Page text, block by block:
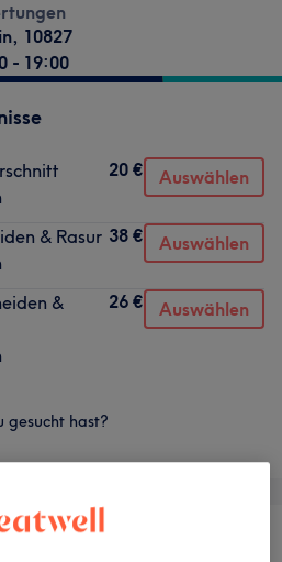
, 10827
- 19:00
20 € Auswählen
& Rasur 38 € Auswählen
&
26 € Auswählen
gesucht hast?